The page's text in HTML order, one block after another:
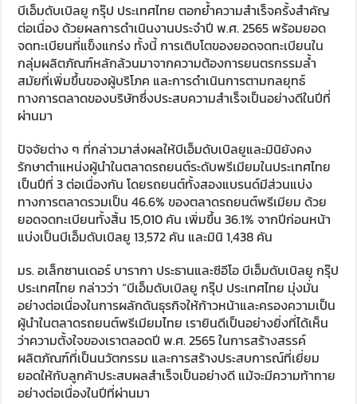
บีเอ็มดับเบิลยู กรุ๊ป ประเทศไทย ตอกย้ำความสำเร็จครั้งสำคัญ
ต่อเนื่อง ด้วยผลการดำเนินงานประจำปี พ.ศ. 2565 พร้อมยอด
จดทะเบียนที่แข็งแกร่ง ทั้งนี้ การเติบโตของยอดจดทะเบียนใน
กลุ่มผลิตภัณฑ์หลักล้วนมาจากความต้องการยนตรกรรมล้ำ
สมัยที่เพิ่มขึ้นของผู้บริโภค และการดำเนินการตามกลยุทธ์
ทางการตลาดของบริษัทซึ่งประสบความสำเร็จเป็นอย่างดีในปีที่
ผ่านมา
ปัจจัยต่าง ๆ ที่กล่าวมาส่งผลให้บีเอ็มดับเบิลยูและมินิยังคง
รักษาตำแหน่งผู้นำในตลาดรถยนต์ระดับพรีเมียมในประเทศไทย
เป็นปีที่ 3 ต่อเนื่องกัน โดยรถยนต์ทั้งสองแบรนด์มีส่วนแบ่ง
ทางการตลาดรวมเป็น 46.6% ของตลาดรถยนต์พรีเมียม ด้วย
ยอดจดทะเบียนทั้งสิ้น 15,010 คัน เพิ่มขึ้น 36.1% จากปีก่อนหน้า
แบ่งเป็นบีเอ็มดับเบิลยู 13,572 คัน และมินิ 1,438 คัน
มร. อเล็กซานเดอร์ บารากา ประธานและซีอีโอ บีเอ็มดับเบิลยู กรุ๊ป
ประเทศไทย กล่าวว่า “บีเอ็มดับเบิลยู กรุ๊ป ประเทศไทย มุ่งมั่น
อย่างต่อเนื่องในการผลักดันธุรกิจให้ก้าวหน้าและครองความเป็น
ผู้นำในตลาดรถยนต์พรีเมียมไทย เรายินดีเป็นอย่างยิ่งที่ได้เห็น
ว่าความตั้งใจของเราตลอดปี พ.ศ. 2565 ในการสร้างสรรค์
ผลิตภัณฑ์ที่เป็นนวัตกรรม และการสร้างประสบการณ์ที่เยี่ยม
ยอดให้กับลูกค้าประสบผลสำเร็จเป็นอย่างดี แม้จะมีความท้าทาย
อย่างต่อเนื่องในปีที่ผ่านมา